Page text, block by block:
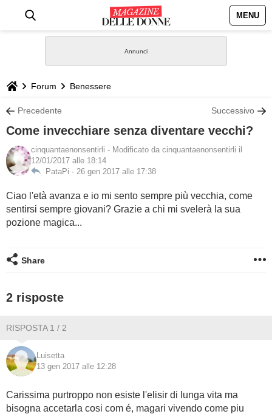
MENU
STILE
DEFINIZIONI
GASTRONOMIA
SESSO
BAMBINO
DIETA
GUIDE
Forum Benessere
Precedente Successivo
Come invecchiare senza diventare vecchi?
cinquantaenonsentirli - Modificato da cinquantaenonsentirli il
12/01/2017 alle 18:14
PataPi -26 gen 2017 alle 17:38
Ciao l'età avanza e io mi sento sempre più vecchia, come
sentirsi sempre giovani? Grazie a chi mi svelerà la sua
pozione magica...
Share
2 risposte
RISPOSTA 1 / 2
Luisetta
13 gen 2017 alle 12:28
Carissima purtroppo non esiste l'elisir di lunga vita ma
bisogna accetarla cosi com é, magari vivendo come piu